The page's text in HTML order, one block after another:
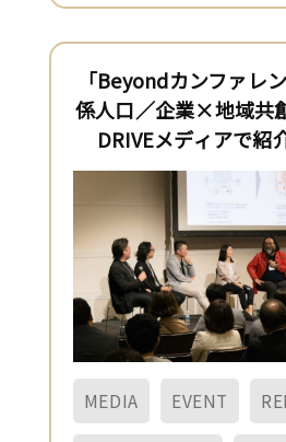
「Beyondカンファレ
係人口／企業×地域共
DRIVEメディアで紹
MEDIA EVENT